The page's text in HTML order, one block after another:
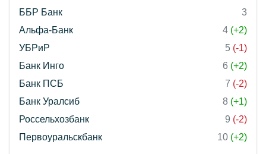
ББР Банк
3
Альфа-Банк
4 (+2)
УБРиР
5 (-1)
Банк Инго
6 (+2)
Банк ПСБ
7 (-2)
Банк Уралсиб
8 (+1)
Россельхозбанк
9 (-2)
Первоуральскбанк
10 (+2)